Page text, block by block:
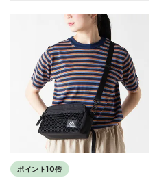
ポイント10倍